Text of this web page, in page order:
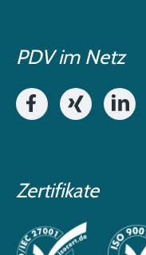
PDV im Netz
Zertifikate